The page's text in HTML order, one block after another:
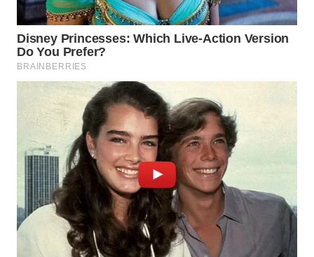
WN
MAJALENGKA
WN
SUBANG
WN
SUKABUMI
WN
PURWAKARTA
WN
PRIANGAN
TIMUR